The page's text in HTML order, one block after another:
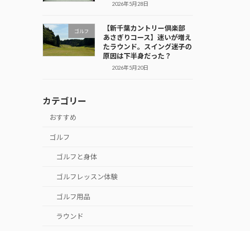
2026年5月28日
ゴルフ
【新千葉カントリー倶楽部
あさぎりコース】迷いが増え
たラウンド。スイング迷子の
原因は下半身だった？
2026年5月20日
カテゴリー
おすすめ
ゴルフ
ゴルフと身体
ゴルフレッスン体験
ゴルフ用品
ラウンド